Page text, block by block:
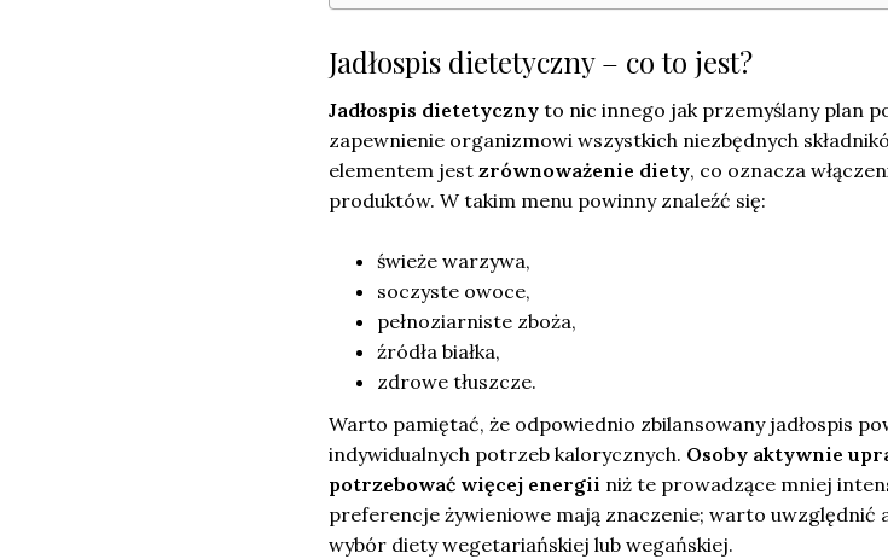
Jadłospis dietetyczny – co to jest?
Jadłospis dietetyczny to nic innego jak przemyślany plan
zapewnienie organizmowi wszystkich niezbędnych
elementem jest zrównoważenie diety, co oznacza
produktów. W takim menu powinny znaleźć się:
świeże warzywa,
soczyste owoce,
pełnoziarniste zboża,
źródła białka,
zdrowe tłuszcze.
Warto pamiętać, że odpowiednio zbilansowany jadłospis
indywidualnych potrzeb kalorycznych. Osoby aktywnie
potrzebować więcej energii niż te prowadzące mniej
preferencje żywieniowe mają znaczenie; warto uwzględnić
wybór diety wegetariańskiej lub wegańskiej.